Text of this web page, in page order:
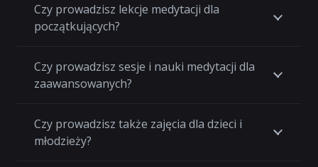
Czy prowadzisz lekcje medytacji dla
początkujących?
Czy prowadzisz sesje i nauki medytacji dla
zaawansowanych?
Czy prowadzisz także zajęcia dla dzieci i
młodzieży?